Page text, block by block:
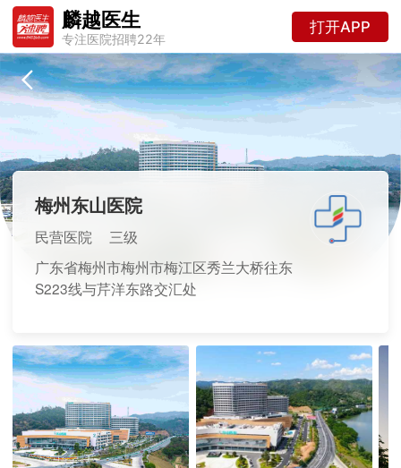
麟越医生
专注医院招聘22年
打开APP
梅州东山医院
民营医院
三级
广东省梅州市梅州市梅江区秀兰大桥往东
S223线与芹洋东路交汇处